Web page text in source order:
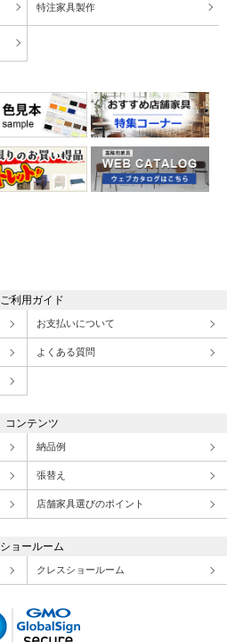
特注家具製作
ご利用ガイド
お支払いについて
よくある質問
コンテンツ
納品例
張替え
店舗家具選びのポイント
ショールーム
クレスショールーム